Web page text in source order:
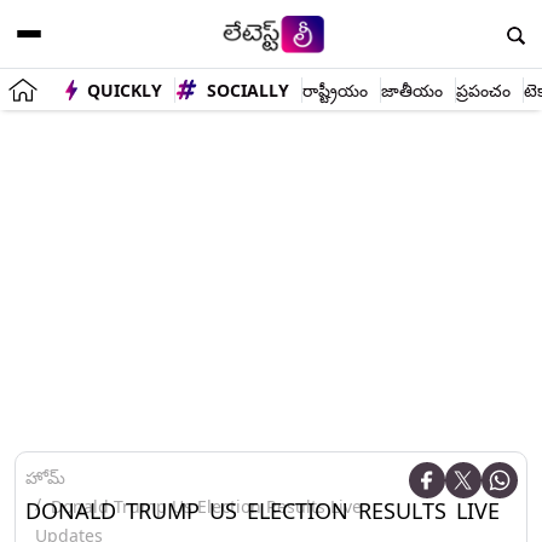
QUICKLY SOCIALLY రాష్ట్రీయం జాతీయం ప్రపంచం
హోమ్
Donald Trump Us Election Results Live
Updates
DONALD TRUMP US ELECTION RESULTS LIVE